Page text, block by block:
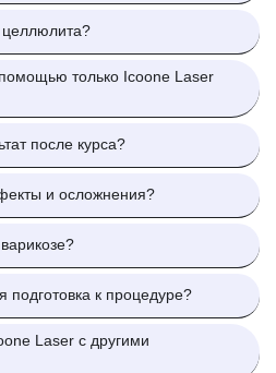
целлюлита?
только Icoone Laser
после курса?
и осложнения?
подготовка к процедуре?
Laser с другими